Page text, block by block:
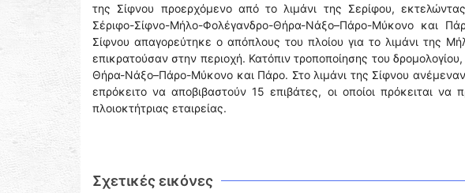
της Σίφνου προερχόμενο από το λιμάνι της Σερίφου,
Σέριφο-Σίφνο-Μήλο-Φολέγανδρο-Θήρα-Νάξο–Πάρο-Μύκονο και
Σίφνου απαγορεύτηκε ο απόπλους του πλοίου για το λιμάνι της
επικρατούσαν στην περιοχή. Κατόπιν τροποποίησης του
Θήρα-Νάξο–Πάρο-Μύκονο και Πάρο. Στο λιμάνι της Σίφνου
επρόκειτο να αποβιβαστούν 15 επιβάτες, οι οποίοι πρόκειται
πλοιοκτήτριας εταιρείας.
Σχετικές εικόνες